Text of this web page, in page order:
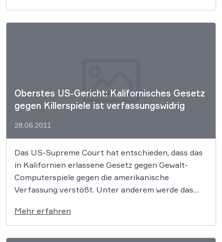
jetzt eine Laufzeit bis zum 30.6.2018. Aufgrund der
Bestimmungen des Rundfunkstaatsvertrages sind
Oberstes US-Gericht: Kalifornisches Gesetz
gegen Killerspiele ist verfassungswidrig
28.06.2011
Das US-Supreme Court hat entschieden, dass das
in Kalifornien erlassene Gesetz gegen Gewalt-
Computerspiele gegen die amerikanische
Verfassung verstößt. Unter anderem werde das
verletzt.
Mehr erfahren